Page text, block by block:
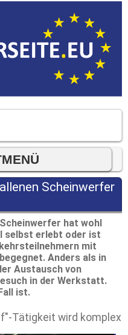
Scheinwerfer
hat wohl
selbst erlebt oder ist
mit
Anders als in
Austausch von
in der Werkstatt.
ist.
Tätigkeit wird komplex